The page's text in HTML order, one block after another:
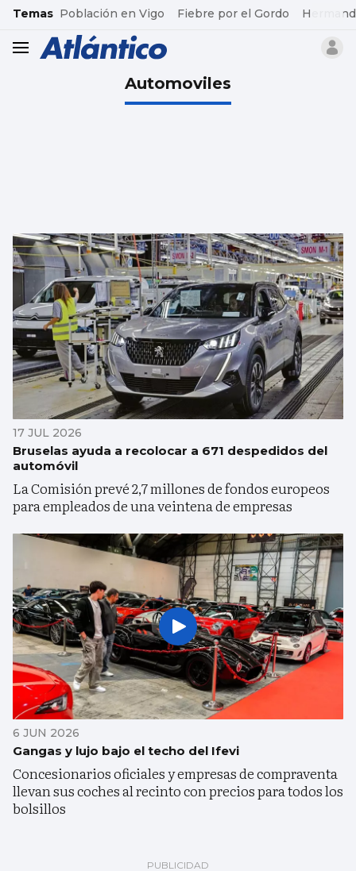
common.go-to-content
Temas Población en Vigo Fiebre por el Gordo
header.menu.open
Automoviles
17 JUL 2026
Bruselas ayuda a recolocar a 671 despedidos del
automóvil
La Comisión prevé 2,7 millones de fondos europeos
para empleados de una veintena de empresas
6 JUN 2026
Gangas y lujo bajo el techo del Ifevi
Concesionarios oficiales y empresas de compraventa
llevan sus coches al recinto con precios para todos los
bolsillos